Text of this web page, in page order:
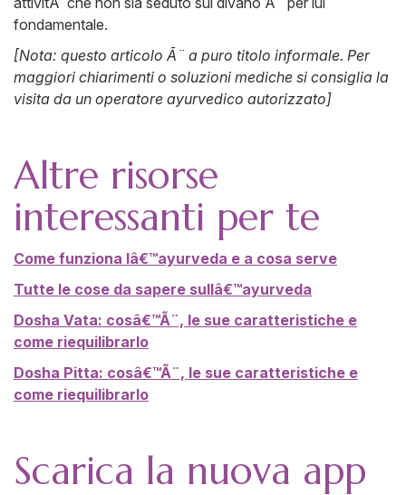
fondamentale.
[Nota: questo articolo Ã¨ a puro titolo informale. Per
maggiori chiarimenti o soluzioni mediche si consiglia la
visita da un operatore ayurvedico autorizzato]
Altre risorse
interessanti per te
Come funziona lâ€™ayurveda e a cosa serve
Tutte le cose da sapere sullâ€™ayurveda
Dosha Vata: cosâ€™Ã¨, le sue caratteristiche e
come riequilibrarlo
Dosha Pitta: cosâ€™Ã¨, le sue caratteristiche e
come riequilibrarlo
Scarica la nuova app